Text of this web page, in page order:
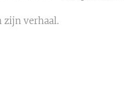
zijn verhaal.